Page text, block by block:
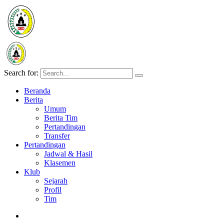
Search for:
Beranda
Berita
Umum
Berita Tim
Pertandingan
Transfer
Pertandingan
Jadwal & Hasil
Klasemen
Klub
Sejarah
Profil
Tim